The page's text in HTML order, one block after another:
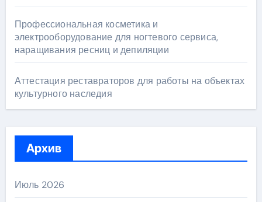
Профессиональная косметика и
электрооборудование для ногтевого сервиса,
наращивания ресниц и депиляции
Аттестация реставраторов для работы на объектах
культурного наследия
Архив
Июль 2026